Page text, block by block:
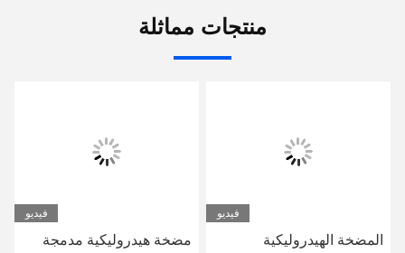
منتجات مماثلة
فيديو
المضخة الهيدروليكية
فيديو
مضخة هيدروليكية مدمجة